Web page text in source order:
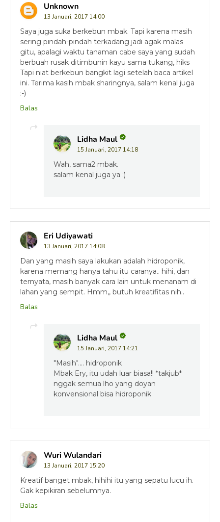
Unknown
13 Januari, 2017 14:00
Saya juga suka berkebun mbak. Tapi karena masih
sering pindah-pindah terkadang jadi agak malas
gitu, apalagi waktu tanaman cabe saya yang sudah
berbuah rusak ditimbunin kayu sama tukang, hiks
Tapi niat berkebun bangkit lagi setelah baca artikel
ini. Terima kasih mbak sharingnya, salam kenal juga
:-)
Balas
Lidha Maul
15 Januari, 2017 14:18
Wah, sama2 mbak.
salam kenal juga ya :)
Eri Udiyawati
13 Januari, 2017 14:08
Dan yang masih saya lakukan adalah hidroponik,
karena memang hanya tahu itu caranya.. hihi, dan
ternyata, masih banyak cara lain untuk menanam di
lahan yang sempit. Hmm,, butuh kreatifitas nih..
Balas
Lidha Maul
15 Januari, 2017 14:21
"Masih".... hidroponik
Mbak Ery, itu udah luar biasa!! *takjub*
nggak semua lho yang doyan
konvensional bisa hidroponik
Wuri Wulandari
13 Januari, 2017 15:20
Kreatif banget mbak, hihihi itu yang sepatu lucu ih.
Gak kepikiran sebelumnya.
Balas